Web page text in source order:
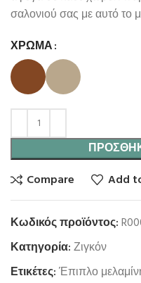
σαλονιού σας με αυτό το
ΧΡΏΜΑ
Compare
Add
Κωδικός προϊόντος:
Κατηγορία:Ζιγκόν
Ετικέτες:Έπιπλο